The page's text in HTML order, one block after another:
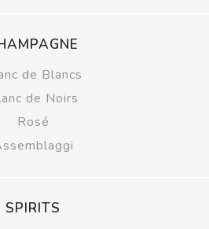
de Blancs
de Noirs
Rosé
SPIRITS